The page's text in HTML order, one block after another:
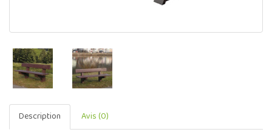
Description Avis (0)